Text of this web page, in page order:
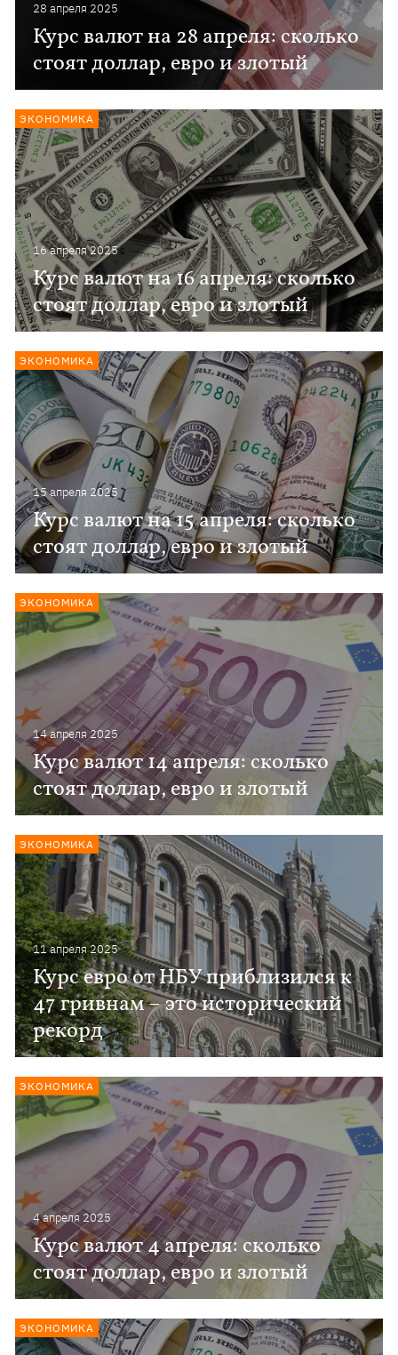
28 апреля 2025
Курс валют на 28 апреля: сколько
стоят доллар, евро и злотый
16 апреля 2025
Курс валют на 16 апреля: сколько
стоят доллар, евро и злотый
ЭКОНОМИКА
15 апреля 2025
Курс валют на 15 апреля: сколько
стоят доллар, евро и злотый
ЭКОНОМИКА
14 апреля 2025
Курс валют 14 апреля: сколько
стоят доллар, евро и злотый
ЭКОНОМИКА
11 апреля 2025
Курс евро от НБУ приблизился к
47 гривнам – это исторический
рекорд
ЭКОНОМИКА
4 апреля 2025
Курс валют 4 апреля: сколько
стоят доллар, евро и злотый
ЭКОНОМИКА
ЭКОНОМИКА